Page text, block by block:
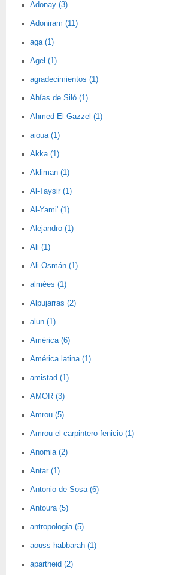
Adonay (3)
Adoniram (11)
aga (1)
Agel (1)
agradecimientos (1)
Ahías de Siló (1)
Ahmed El Gazzel (1)
aioua (1)
Akka (1)
Akliman (1)
Al-Taysir (1)
Al-Yami' (1)
Alejandro (1)
Ali (1)
Ali-Osmán (1)
almées (1)
Alpujarras (2)
alun (1)
América (6)
América latina (1)
amistad (1)
AMOR (3)
Amrou (5)
Amrou el carpintero fenicio (1)
Anomia (2)
Antar (1)
Antonio de Sosa (6)
Antoura (5)
antropología (5)
aouss habbarah (1)
apartheid (2)